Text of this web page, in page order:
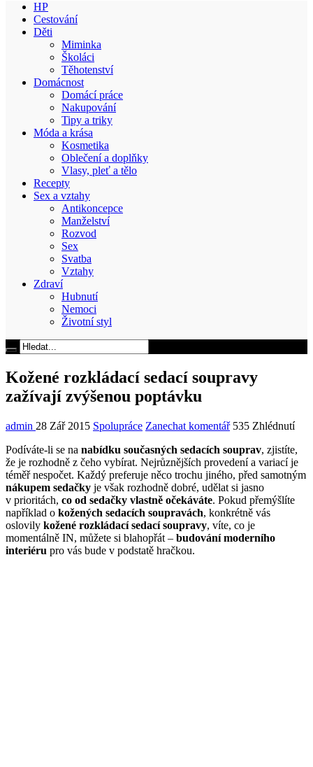
HP
Cestování
Děti
Miminka
Školáci
Těhotenství
Domácnost
Domácí práce
Nakupování
Tipy a triky
Móda a krása
Kosmetika
Oblečení a doplňky
Vlasy, pleť a tělo
Recepty
Sex a vztahy
Antikoncepce
Manželství
Rozvod
Sex
Svatba
Vztahy
Zdraví
Hubnutí
Nemoci
Životní styl
Kožené rozkládací sedací soupravy
zažívají zvýšenou poptávku
admin 28 Zář 2015 Spolupráce Zanechat komentář 535 Zhlédnutí
Podíváte-li se na nabídku současných sedacích souprav, zjistíte,
že je rozhodně z čeho vybírat. Nejrůznějších provedení a variací je
téměř nespočet. Každý preferuje něco trochu jiného, před samotným
nákupem sedačky je však rozhodně dobré, udělat si jasno
v prioritách, co od sedačky vlastně očekáváte. Pokud přemýšlíte
například o kožených sedacích soupravách, konkrétně vás
oslovily kožené rozkládací sedací soupravy, víte, co je
momentálně IN, můžete si blahopřát – budování moderního
interiéru pro vás bude v podstatě hračkou.